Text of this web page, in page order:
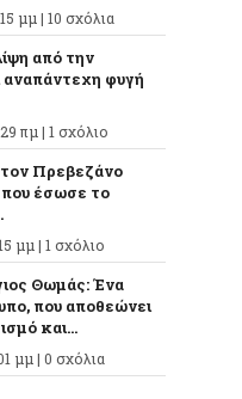
μμ | 10 σχόλια
από την
αναπάντεχη φυγή
πμ | 1 σχόλιο
Πρεβεζάνο
έσωσε το
μμ | 1 σχόλιο
Θωμάς: Ένα
που αποθεώνει
και...
μμ | 0 σχόλια